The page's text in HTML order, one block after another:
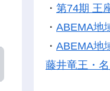
・ 第74期 王
・ ABEMA地
・ ABEMA地
藤井竜王・